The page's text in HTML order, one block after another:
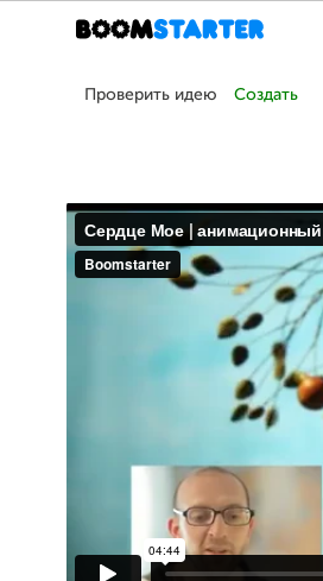
Проверить идею Создать